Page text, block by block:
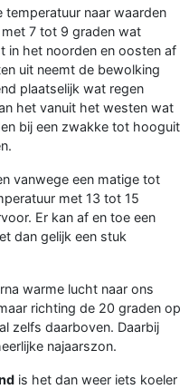
temperatuur naar waarden
7 tot 9 graden wat
in het noorden en oosten af
uit neemt de bewolking
plaatselijk wat regen
het vanuit het westen wat
bij een zwakke tot hooguit
vanwege een matige tot
met 13 tot 15
Er kan af en toe een
dan gelijk een stuk
warme lucht naar ons
richting de 20 graden op
zelfs daarboven. Daarbij
najaarszon.
is het dan weer iets koeler